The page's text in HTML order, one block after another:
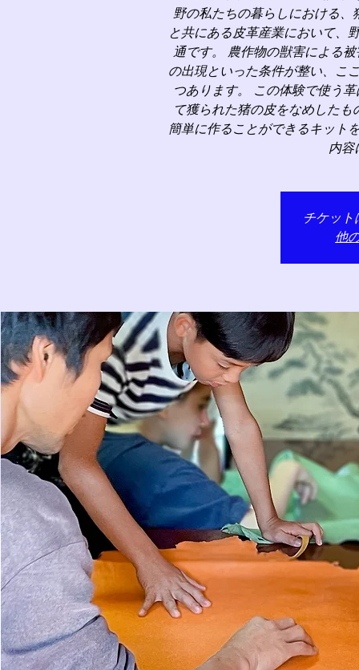
野の私たちの暮らしにおける
と共にある皮革産業において、
通です。 農作物の獣害による
の出現といった条件が整い、こ
つあります。 この体験で使う
て獲られた猪の皮をなめした
簡単に作ることができるキット
内容
チケット
他